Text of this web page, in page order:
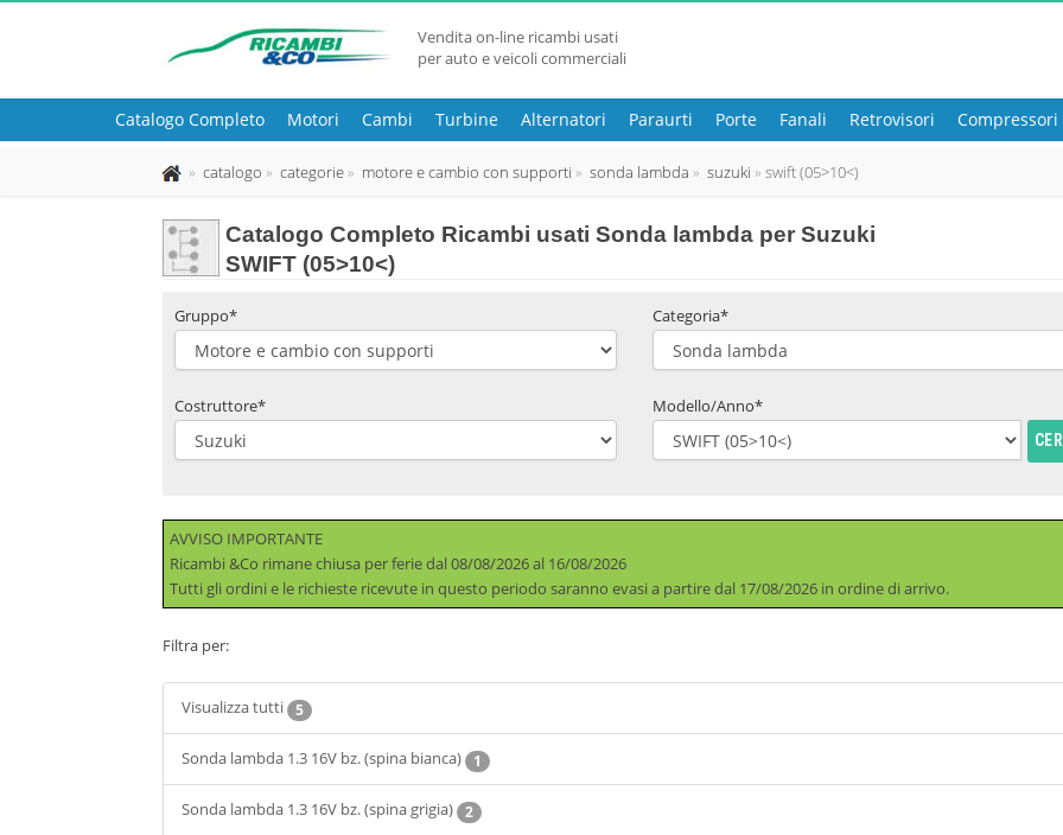
Vendita on-line ricambi usati
per auto e veicoli commerciali
Catalogo Completo Motori Cambi Turbine Alternatori Paraurti Porte Fanali Retrovisori Compressori
catalogo categorie motore e cambio con supporti sonda lambda suzuki swift (05>10<)
Catalogo Completo Ricambi usati Sonda lambda per Suzuki
SWIFT (05>10<)
Gruppo* Categoria*
Costruttore* Modello/Anno*
AVVISO IMPORTANTE
Ricambi &Co rimane chiusa per ferie dal 08/08/2026 al 16/08/2026
Tutti gli ordini e le richieste ricevute in questo periodo saranno evasi a partire dal 17/08/2026 in ordine di arrivo.
Filtra per:
Visualizza tutti 5
Sonda lambda 1.3 16V bz. (spina bianca) 1
Sonda lambda 1.3 16V bz. (spina grigia) 2